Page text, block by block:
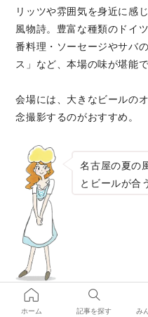
リッツや雰囲気を身近に感
風物詩。豊富な種類のドイ
番料理・ソーセージやサバ
ス」など、本場の味が堪能で
会場には、大きなビールの
念撮影するのがおすすめ。
名古屋の夏の
とビールが合
ビールの種類
ホーム 記事を探す み